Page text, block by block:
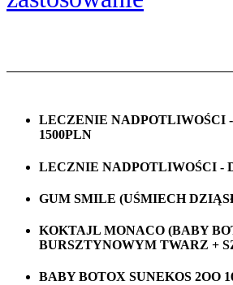
LECZENIE NADPOTLIWOŚCI -
1500PLN
LECZNIE NADPOTLIWOŚCI -
GUM SMILE (UŚMIECH
KOKTAJL MONACO (BABY
BURSZTYNOWYM TWARZ +
BABY BOTOX SUNEKOS 2OO